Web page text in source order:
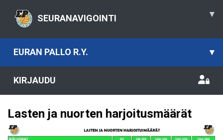
SEURANAVIGOINTI ▾
EURAN PALLO R.Y. ▾
KIRJAUDU
Lasten ja nuorten harjoitusmäärät